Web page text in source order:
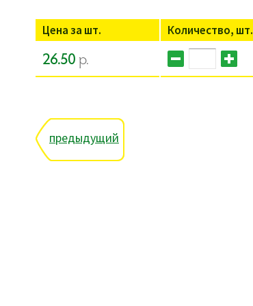
Цена за шт. Количество, шт.
26.50 р.
предыдущий